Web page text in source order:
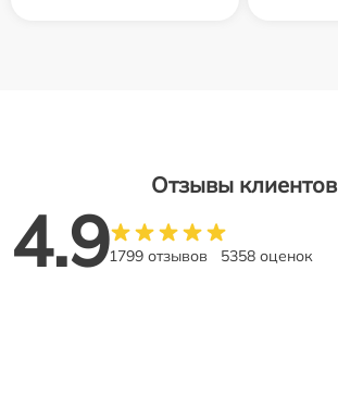
Отзывы клиентов
4.91799 отзывов 5358 оценок